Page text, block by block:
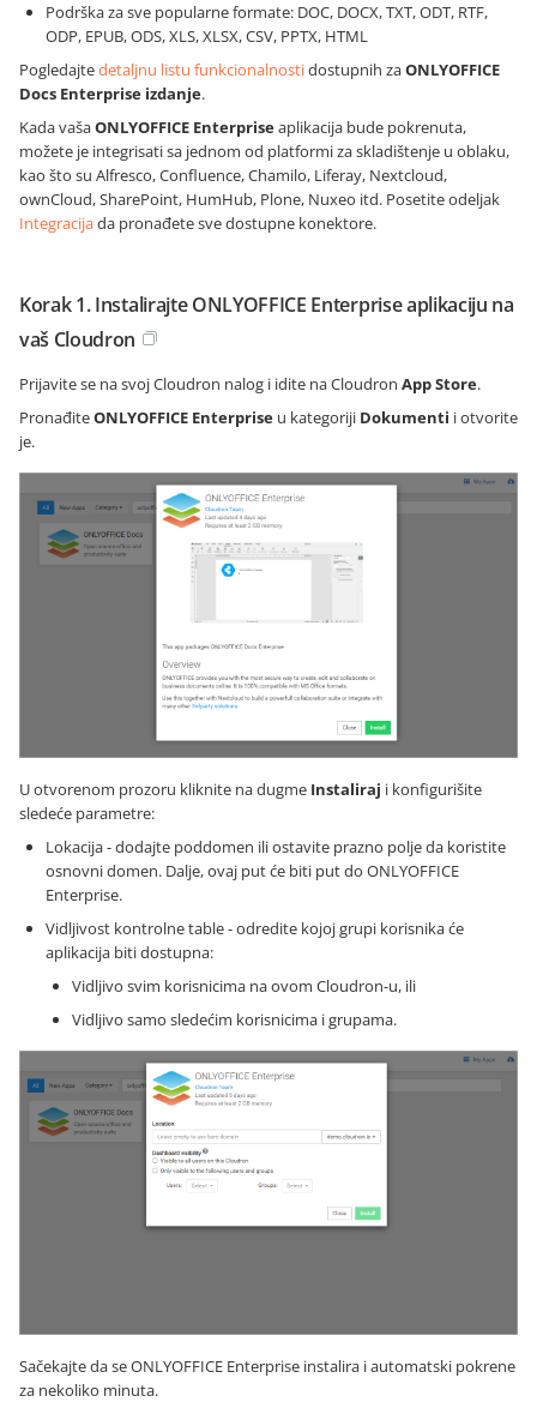
Podrška za sve popularne formate: DOC, DOCX, TXT, ODT, RTF,
ODP, EPUB, ODS, XLS, XLSX, CSV, PPTX, HTML
Pogledajtedetaljnu listu funkcionalnostidostupnih zaONLYOFFICE
Docs Enterprise izdanje.
Kada vašaONLYOFFICE Enterpriseaplikacija bude pokrenuta,
možete je integrisati sa jednom od platformi za skladištenje u oblaku,
kao što su Alfresco, Confluence, Chamilo, Liferay, Nextcloud,
ownCloud, SharePoint, HumHub, Plone, Nuxeo itd. Posetite odeljak
Integracijada pronađete sve dostupne konektore.
Korak 1. Instalirajte ONLYOFFICE Enterprise aplikaciju na
vaš Cloudron
Prijavite se na svoj Cloudron nalog i idite na Cloudron App Store.
PronađiteONLYOFFICE Enterprise u kategoriji Dokumenti i otvorite
je.
U otvorenom prozoru kliknite na dugme Instaliraj i konfigurišite
sledeće parametre:
Lokacija - dodajte poddomen ili ostavite prazno polje da koristite
osnovni domen. Dalje, ovaj put će biti put do ONLYOFFICE
Enterprise.
Vidljivost kontrolne table - odredite kojoj grupi korisnika će
aplikacija biti dostupna:
Vidljivo svim korisnicima na ovom Cloudron-u, ili
Vidljivo samo sledećim korisnicima i grupama.
Sačekajte da se ONLYOFFICE Enterprise instalira i automatski pokrene
za nekoliko minuta.